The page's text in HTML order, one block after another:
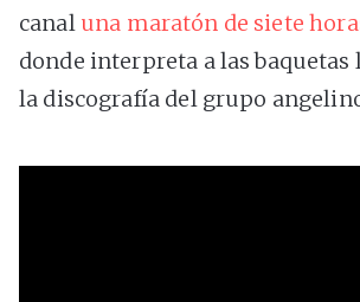
canal una maratón de siete
donde interpreta a las baquetas
la discografía del grupo